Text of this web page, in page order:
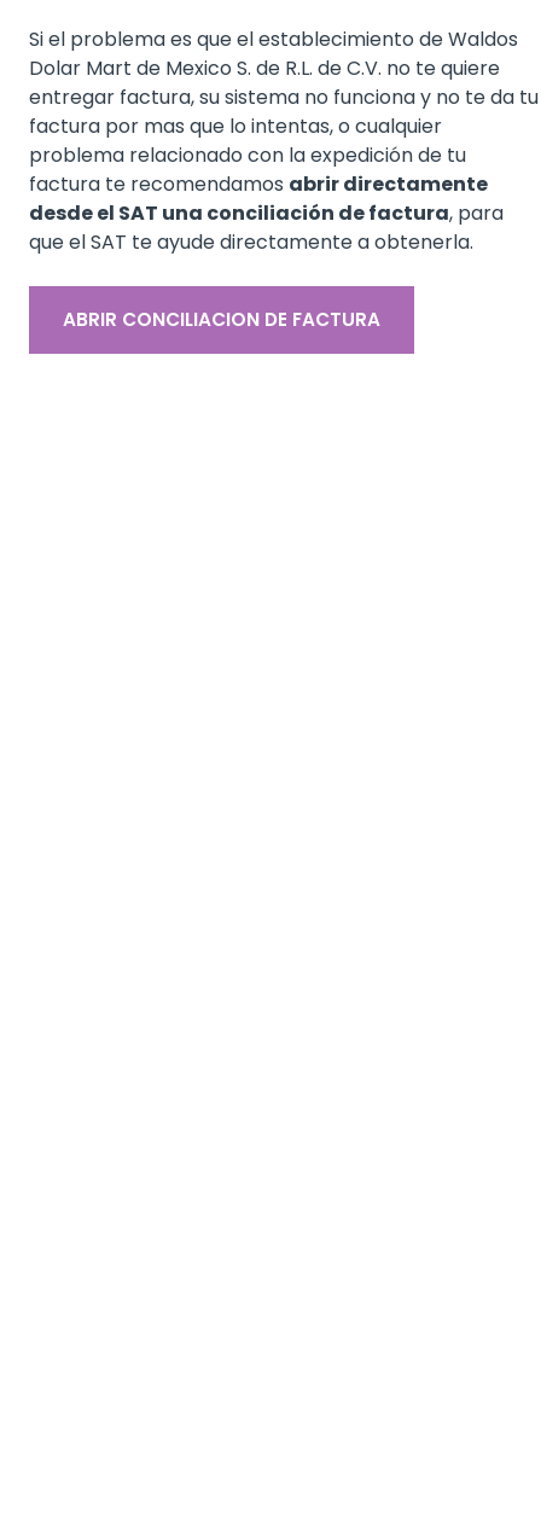
Si el problema es que el establecimiento de Waldos
Dolar Mart de Mexico S. de R.L. de C.V. no te quiere
entregar factura, su sistema no funciona y no te da tu
factura por mas que lo intentas, o cualquier
problema relacionado con la expedición de tu
factura te recomendamos abrir directamente
desde el SAT una conciliación de factura, para
que el SAT te ayude directamente a obtenerla.
ABRIR CONCILIACION DE FACTURA